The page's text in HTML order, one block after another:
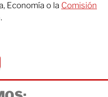
Economía o la Comisión